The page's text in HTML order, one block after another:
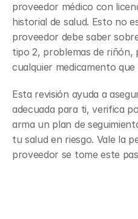
proveedor médico con
historial de salud. Esto no
proveedor debe saber
tipo 2, problemas de riñón,
cualquier medicamento
Esta revisión ayuda a
adecuada para ti, verifica
arma un plan de
tu salud en riesgo. Vale la
proveedor se tome este